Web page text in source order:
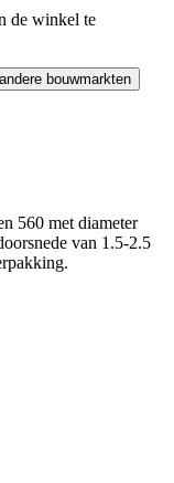
de winkel te
bouwmarkten
560 met diameter
van 1.5-2.5